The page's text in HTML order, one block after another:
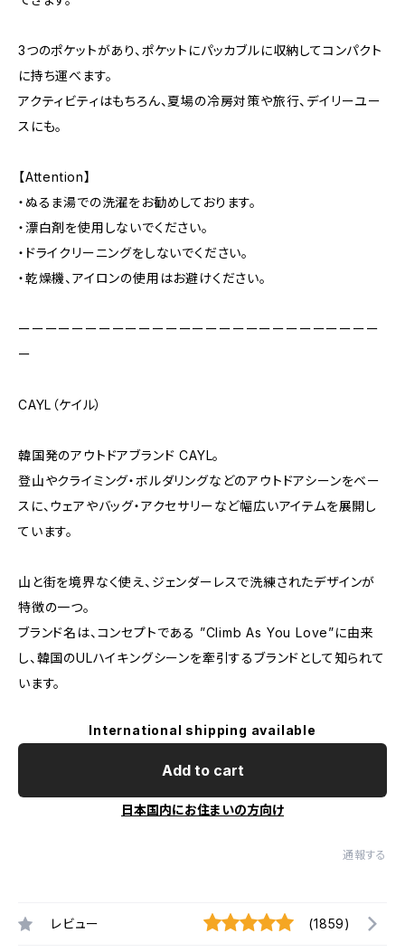
3つのポケットがあり、ポケットにパッカブルに収納してコンパクト
に持ち運べます。
アクティビティはもちろん、夏場の冷房対策や旅行、デイリーユー
スにも。
【Attention】
・ぬるま湯での洗濯をお勧めしております。
・漂白剤を使用しないでください。
・ドライクリーニングをしないでください。
・乾燥機、アイロンの使用はお避けください。
ーーーーーーーーーーーーーーーーーーーーーーーーーーー
ー
CAYL（ケイル）
韓国発のアウトドアブランド CAYL。
登山やクライミング・ボルダリングなどのアウトドアシーンをベー
スに、ウェアやバッグ・アクセサリーなど幅広いアイテムを展開し
ています。
山と街を境界なく使え、ジェンダーレスで洗練されたデザインが
特徴の一つ。
ブランド名は、コンセプトである ”Climb As You Love”に由来
し、韓国のULハイキングシーンを牽引するブランドとして知られて
います。
International shipping available
Add to cart
日本国内にお住まいの方向け
通報する
レビュー (1859)